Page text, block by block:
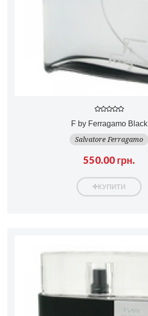
F by Ferragamo Black
Salvatore Ferragamo
550.00 грн.
КУПИТИ